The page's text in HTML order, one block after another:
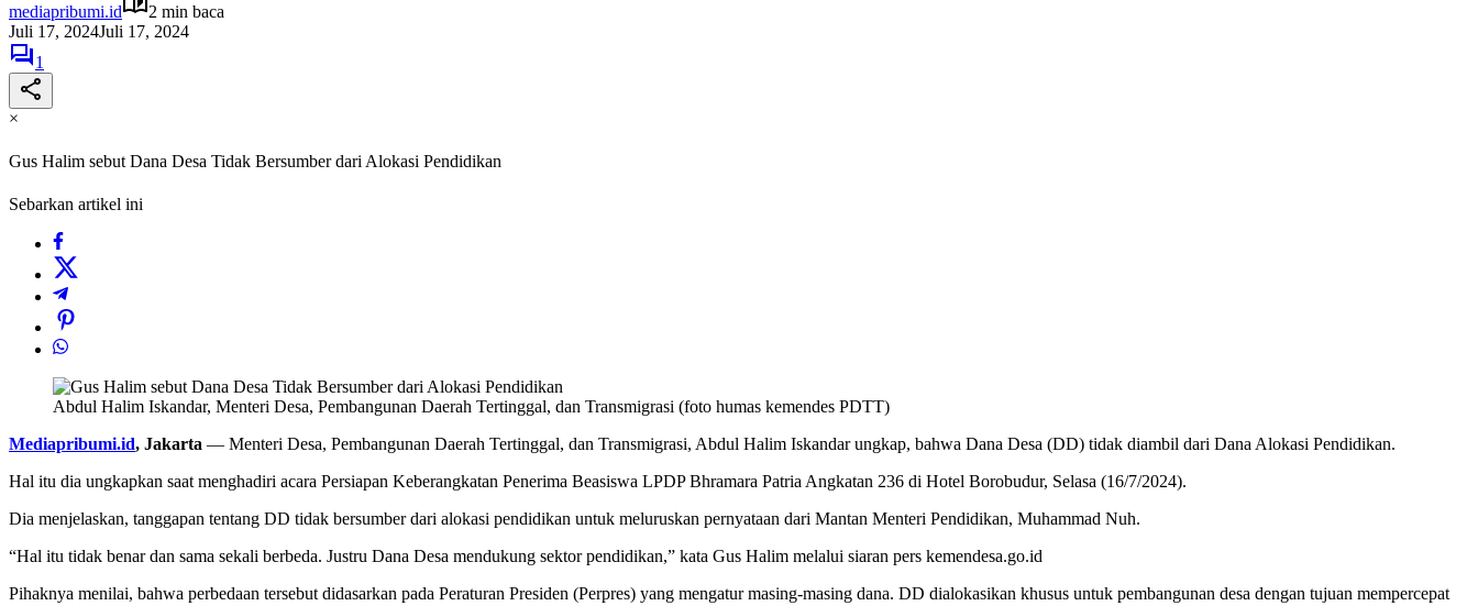
mediapribumi.id
2 min baca
Juli 17, 2024Juli 17, 2024
1
×
Gus Halim sebut Dana Desa Tidak Bersumber dari Alokasi Pendidikan
Sebarkan artikel ini
Abdul Halim Iskandar, Menteri Desa, Pembangunan Daerah Tertinggal, dan Transmigrasi (foto humas kemendes PDTT)
Mediapribumi.id, Jakarta — Menteri Desa, Pembangunan Daerah Tertinggal, dan Transmigrasi, Abdul Halim Iskandar ungkap, bahwa Dana Desa (DD) tidak diambil dari Dana Alokasi Pendidikan.
Hal itu dia ungkapkan saat menghadiri acara Persiapan Keberangkatan Penerima Beasiswa LPDP Bhramara Patria Angkatan 236 di Hotel Borobudur, Selasa (16/7/2024).
Dia menjelaskan, tanggapan tentang DD tidak bersumber dari alokasi pendidikan untuk meluruskan pernyataan dari Mantan Menteri Pendidikan, Muhammad Nuh.
“Hal itu tidak benar dan sama sekali berbeda. Justru Dana Desa mendukung sektor pendidikan,” kata Gus Halim melalui siaran pers kemendesa.go.id
Pihaknya menilai, bahwa perbedaan tersebut didasarkan pada Peraturan Presiden (Perpres) yang mengatur masing-masing dana. DD dialokasikan khusus untuk pembangunan desa dengan tujuan mempercepat